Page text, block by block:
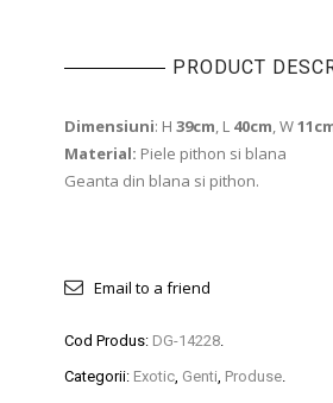
PRODUCT
Dimensiuni: H 39cm, L 40cm, W
Material: Piele pithon si blana
Geanta din blana si pithon.
Email to a friend
Cod Produs: DG-14228.
Categorii: Exotic, Genti, Produse.